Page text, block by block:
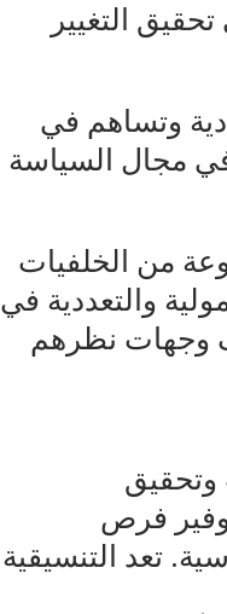
التغيير
وتساهم في
في مجال السياسة
من الخلفيات
والتعددية في
وجهات نظرهم
وتحقيق
فرص
تعد التنسيقية